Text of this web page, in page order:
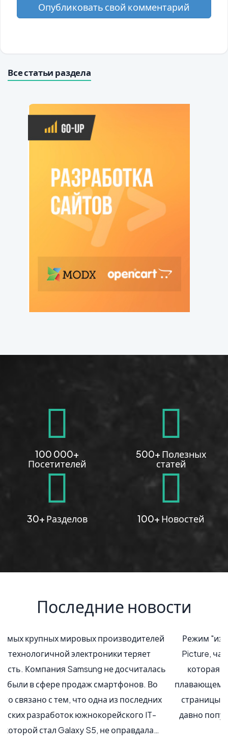
Опубликовать свой комментарий
Все статьи раздела
100 000+
Посетителей
500+ Полезных
статей
30+ Разделов 100+ Новостей
Последние новости
Режим "изображение в изображении" (Picture in
Picture, часто сокращенно до PiP) - это функция,
которая позволяет смотреть онлайн-видео в
плавающем, изменяемом по размеру окне вне веб-
страницы или видеоприложения. Подобное уже
давно популярно на планшетах и смартфонах, но
пока это еще не доходило…